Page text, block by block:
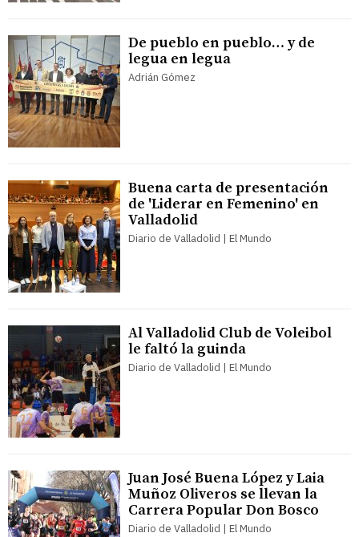
De pueblo en pueblo… y de
legua en legua
Adrián Gómez
Buena carta de presentación
de 'Liderar en Femenino' en
Valladolid
Diario de Valladolid | El Mundo
Al Valladolid Club de Voleibol
le faltó la guinda
Diario de Valladolid | El Mundo
Juan José Buena López y Laia
Muñoz Oliveros se llevan la
Carrera Popular Don Bosco
Diario de Valladolid | El Mundo